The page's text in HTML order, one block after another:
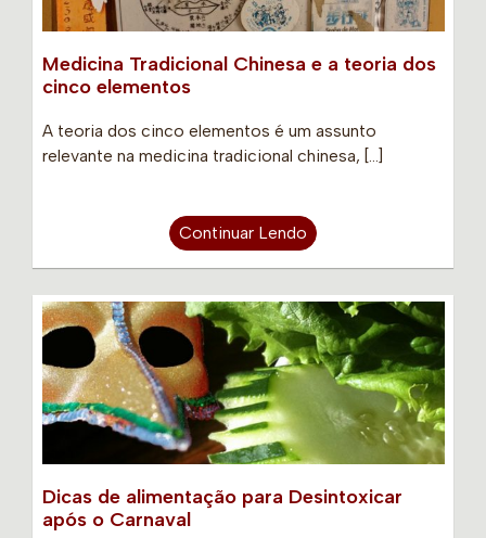
Medicina Tradicional Chinesa e a teoria dos
cinco elementos
A teoria dos cinco elementos é um assunto
relevante na medicina tradicional chinesa, […]
Continuar Lendo
Dicas de alimentação para Desintoxicar
após o Carnaval